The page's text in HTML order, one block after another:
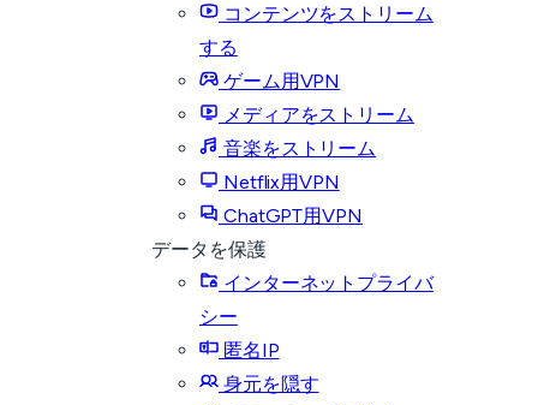
コンテンツをストリーム
する
ゲーム用VPN
メディアをストリーム
音楽をストリーム
Netflix用VPN
ChatGPT用VPN
データを保護
インターネットプライバ
シー
匿名IP
身元を隠す